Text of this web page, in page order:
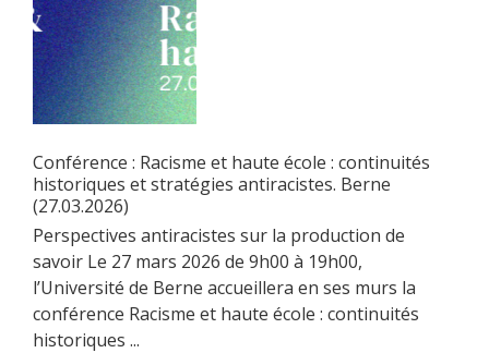
Conférence : Racisme et haute école : continuités
historiques et stratégies antiracistes. Berne
(27.03.2026)
Perspectives antiracistes sur la production de
savoir Le 27 mars 2026 de 9h00 à 19h00,
l’Université de Berne accueillera en ses murs la
conférence Racisme et haute école : continuités
historiques ...